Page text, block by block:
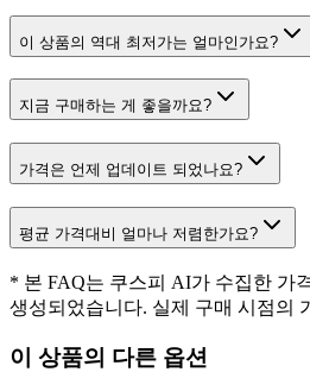
이 상품의 역대 최저가는 얼마인가요?
지금 구매하는 게 좋을까요?
가격은 언제 업데이트 되었나요?
평균 가격대비 얼마나 저렴한가요?
* 본 FAQ는 쿠스피 AI가 수집한 가
생성되었습니다. 실제 구매 시점의
이 상품의 다른 옵션